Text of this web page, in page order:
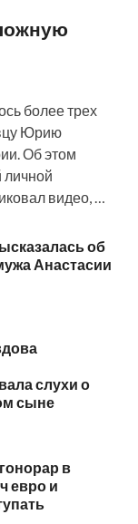
более трех
Юрию
Об этом
личной
видео, …
об
Анастасии
слухи о
сыне
в
евро и